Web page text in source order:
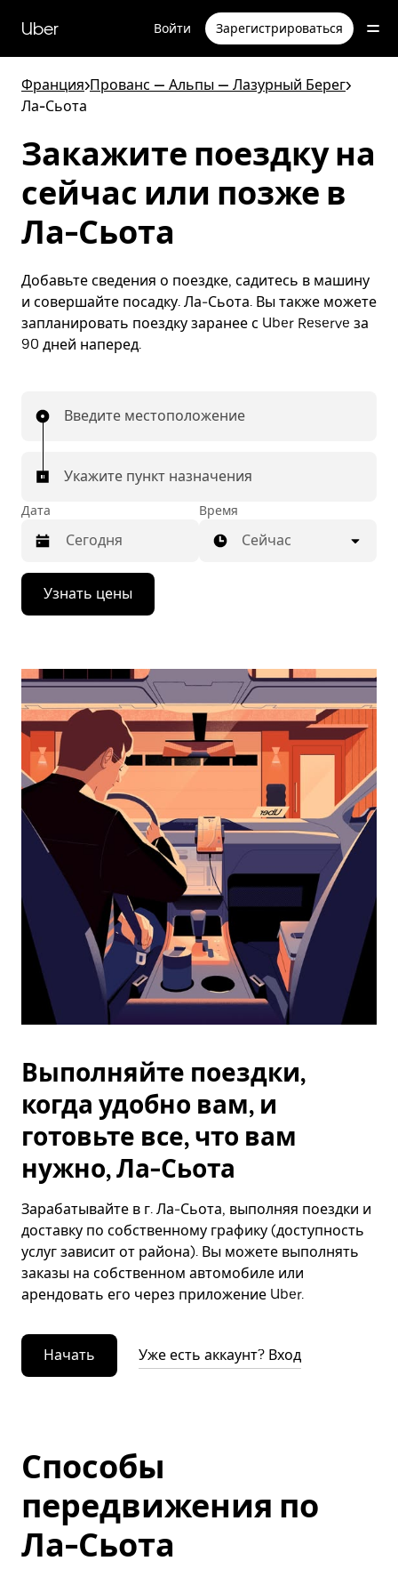
перейти
к
содержимому
Uber Войти Зарегистрироваться
Франция>Прованс — Альпы — Лазурный Берег>
Ла-Сьота
Закажите поездку на
сейчас или позже в
Ла-Сьота
Добавьте сведения о поездке, садитесь в машину
и совершайте посадку. Ла-Сьота. Вы также можете
запланировать поездку заранее с Uber Reserve за
90 дней наперед.
Введите местоположение
Укажите пункт назначения
Дата
Нажмите
стрелку
вниз,
календарю
выбрать
дату.
Чтобы
закрыть
календарь,
нажмите
Esc.
Время
Сейчас
Узнать цены
Выполняйте поездки,
когда удобно вам, и
готовьте все, что вам
нужно, Ла-Сьота
Зарабатывайте в г. Ла-Сьота, выполняя поездки и
доставку по собственному графику (доступность
услуг зависит от района). Вы можете выполнять
заказы на собственном автомобиле или
арендовать его через приложение Uber.
Начать Уже есть аккаунт? Вход
Способы
передвижения по
Ла-Сьота